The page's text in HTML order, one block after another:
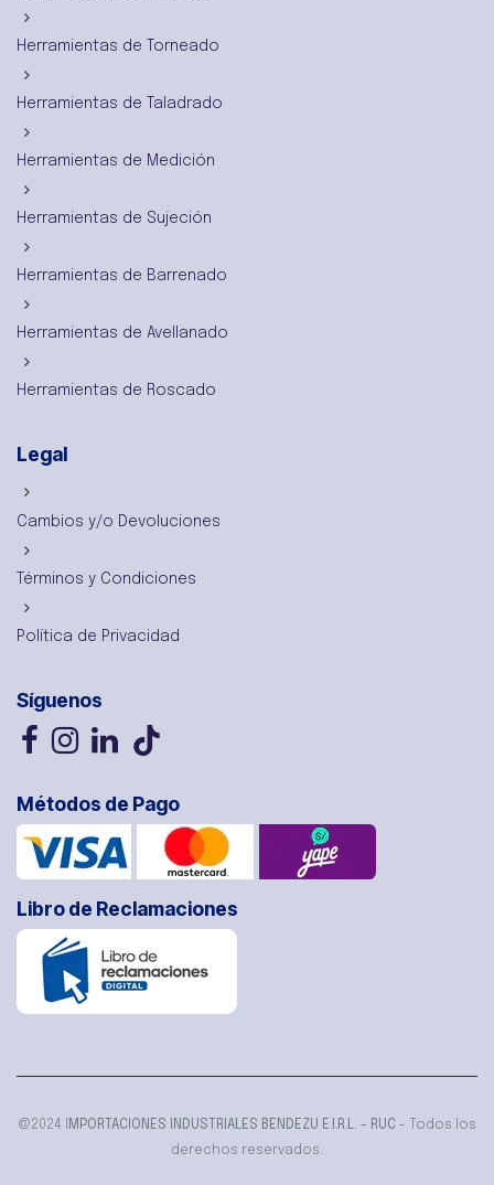
Herramientas de Torneado
Herramientas de Taladrado
Herramientas de Medición
Herramientas de Sujeción
Herramientas de Barrenado
Herramientas de Avellanado
Herramientas de Roscado
Legal
Cambios y/o Devoluciones
Términos y Condiciones
Política de Privacidad
Síguenos
Métodos de Pago
Libro de Reclamaciones
@2024 I MPORTACIONES INDUSTRIALES BENDEZU E.I.R.L. - RUC - Todos los
derechos reservados.